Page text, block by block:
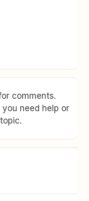
comments.
need help or